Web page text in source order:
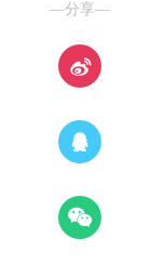
—分享—